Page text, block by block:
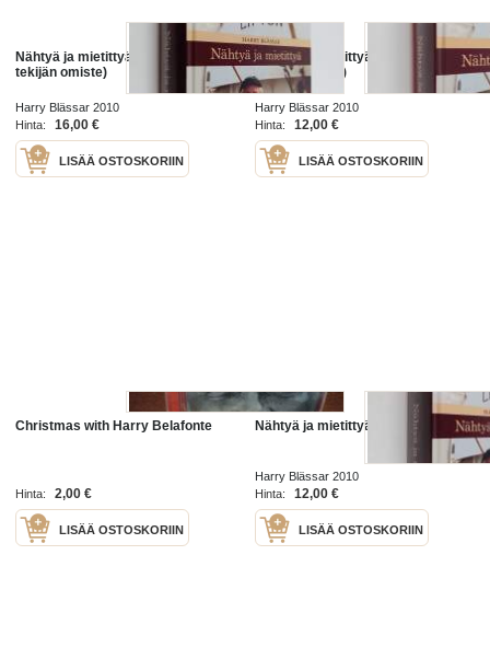
Nähtyä ja mietittyä (signeerattu,
tekijän omiste)
Harry Blässar 2010
Hinta:
16,00 €
LISÄÄ OSTOSKORIIN
Nähtyä ja mietittyä (signeerattu,
tekijän omiste)
Harry Blässar 2010
Hinta:
12,00 €
LISÄÄ OSTOSKORIIN
Christmas with Harry Belafonte
Hinta: 2,00 €
LISÄÄ OSTOSKORIIN
Nähtyä ja mietittyä
Harry Blässar 2010
Hinta:
12,00 €
LISÄÄ OSTOSKORIIN